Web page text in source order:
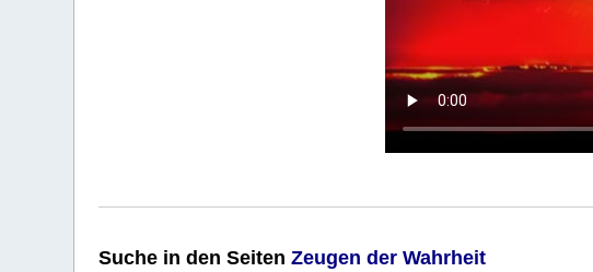
Suche in den SeitenZeugen der Wahrheit